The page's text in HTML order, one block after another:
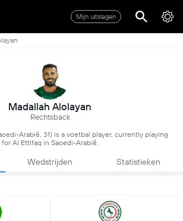
Mijn uitslagen
Madallah Alolayan
Rechtsback
Arabië, 31) is a voetbal player, currently playing
for Al Ettifaq in Saoedi-Arabië.
Wedstrijden Statistieken